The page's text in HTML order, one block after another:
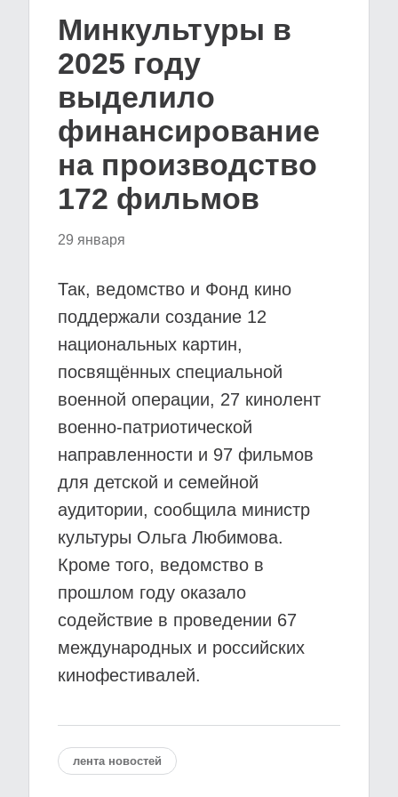
Минкультуры в
2025 году
выделило
финансирование
на производство
172 фильмов
29 января
Так, ведомство и Фонд кино
поддержали создание 12
национальных картин,
посвящённых специальной
военной операции, 27 кинолент
военно-патриотической
направленности и 97 фильмов
для детской и семейной
аудитории, сообщила министр
культуры Ольга Любимова.
Кроме того, ведомство в
прошлом году оказало
содействие в проведении 67
международных и российских
кинофестивалей.
лента новостей